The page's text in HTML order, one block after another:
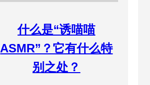
什么是“诱喵喵
ASMR”？它有什么特
别之处？